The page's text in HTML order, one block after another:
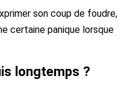
son coup de foudre,
certaine panique lorsque
longtemps ?